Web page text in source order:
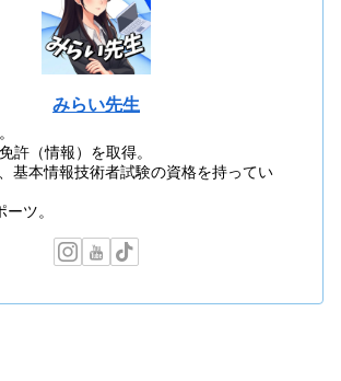
みらい先生
許（情報）を取得。
基本情報技術者試験の資格を持ってい
ツ。